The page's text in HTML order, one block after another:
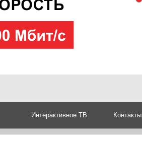
Интерактивное ТВ Контакты